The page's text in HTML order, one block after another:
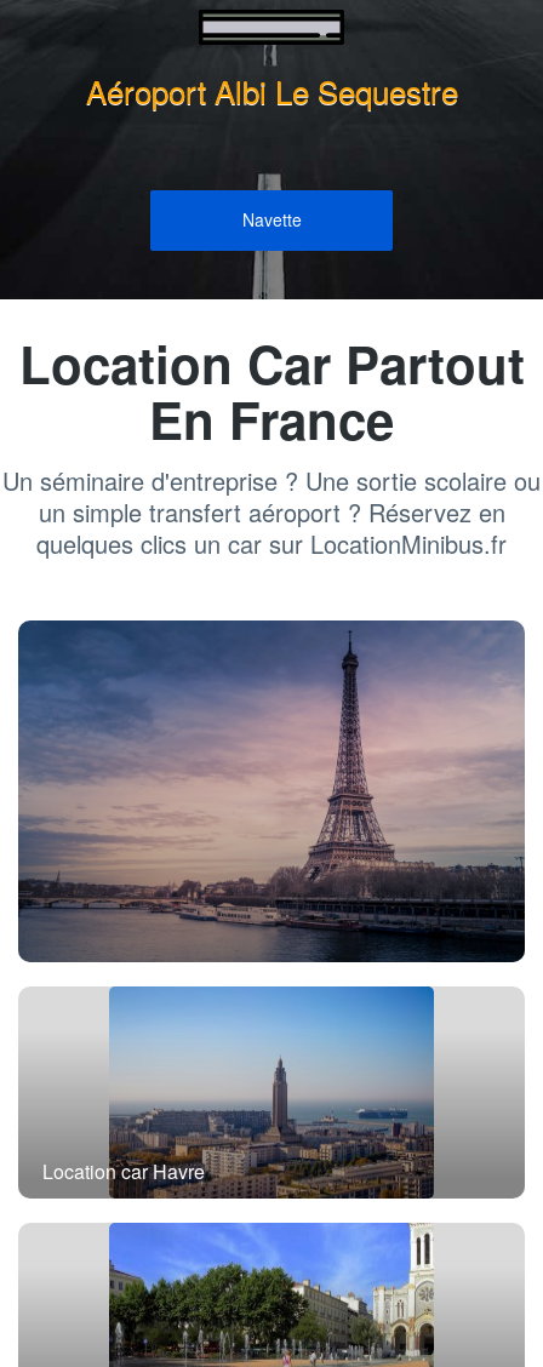
Aéroport Albi Le Sequestre
Navette
Location Car Partout
En France
Un séminaire d'entreprise ? Une sortie scolaire ou
un simple transfert aéroport ? Réservez en
quelques clics un car sur LocationMinibus.fr
Location car Paris
Location car Havre